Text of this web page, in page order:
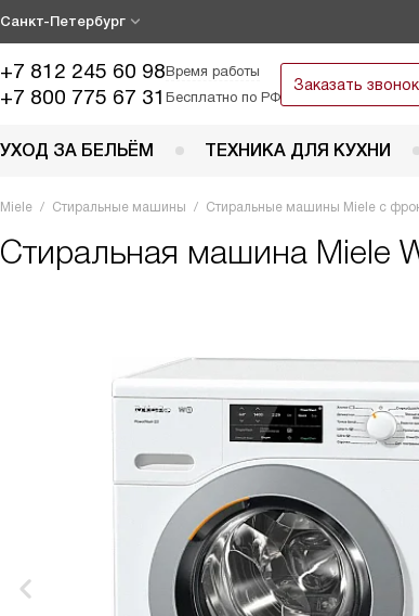
Санкт-Петербург
+7 812 245 60 98Время работы
+7 800 775 67 31 Бесплатно по РФ
Заказать звонок
УХОД ЗА БЕЛЬЁМ ТЕХНИКА ДЛЯ КУХНИ
Miele Стиральные машины Стиральные машины Miele с
Стиральная машина Miele